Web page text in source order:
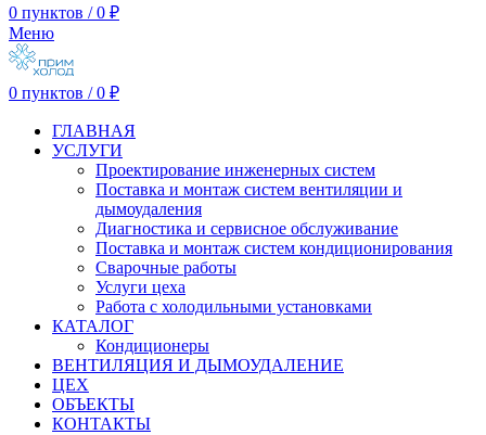
0 пунктов / 0 ₽
Меню
0 пунктов / 0 ₽
ГЛАВНАЯ
УСЛУГИ
Проектирование инженерных систем
Поставка и монтаж систем вентиляции и
дымоудаления
Диагностика и сервисное обслуживание
Поставка и монтаж систем кондиционирования
Сварочные работы
Услуги цеха
Работа с холодильными установками
КАТАЛОГ
Кондиционеры
ВЕНТИЛЯЦИЯ И ДЫМОУДАЛЕНИЕ
ЦЕХ
ОБЪЕКТЫ
КОНТАКТЫ